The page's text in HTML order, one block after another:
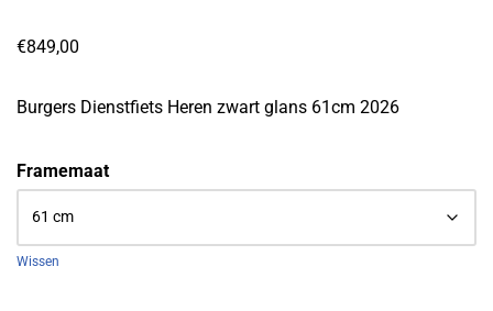
€849,00
Burgers Dienstfiets Heren zwart glans 61cm 2026
Framemaat
Wissen